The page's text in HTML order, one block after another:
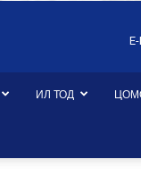
ИЛ ТОД